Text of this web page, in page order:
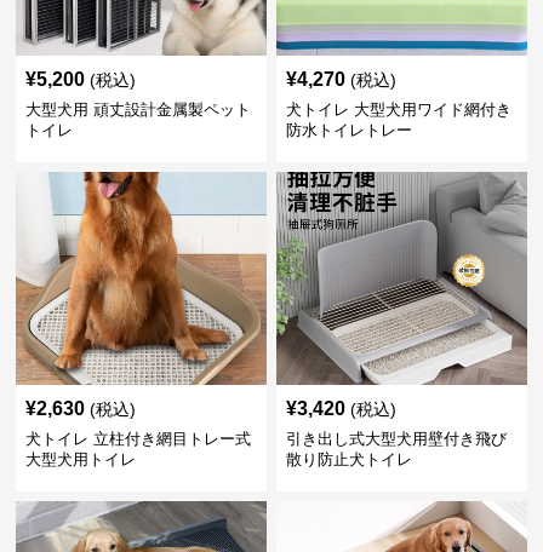
¥5,200 (税込)
大型犬用 頑丈設計金属製ペット
トイレ
¥4,270 (税込)
犬トイレ 大型犬用ワイド網付き
防水トイレトレー
¥2,630 (税込)
犬トイレ 立柱付き網目トレー式
大型犬用トイレ
¥3,420 (税込)
引き出し式大型犬用壁付き飛び
散り防止犬トイレ